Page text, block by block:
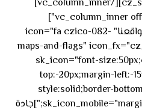
[/cz_service_box][/vc_column_inner]
[vc_column_inner offset="vc_col-md-4"]
[cz_service_box title="مواقعنا" icon="fa czico-082-
maps-and-flags"
sk_icon="font-
top:-20px;margin-left:-
style:solid;border-
sk_icon_mobile="margin-right:0px;margin-left:0px;"]جادة